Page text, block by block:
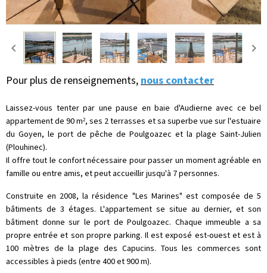
Pour plus de renseignements, nous contacter
Laissez-vous tenter par une pause en baie d'Audierne avec ce bel
appartement de 90 m², ses 2 terrasses et sa superbe vue sur l'estuaire
du Goyen, le port de pêche de Poulgoazec et la plage Saint-Julien
(Plouhinec).
Il offre tout le confort nécessaire pour passer un moment agréable en
famille ou entre amis, et peut accueillir jusqu'à 7 personnes.
Construite en 2008, la résidence "Les Marines" est composée de 5
bâtiments de 3 étages. L'appartement se situe au dernier, et son
bâtiment donne sur le port de Poulgoazec. Chaque immeuble a sa
propre entrée et son propre parking. Il est exposé est-ouest et est à
100 mètres de la plage des Capucins. Tous les commerces sont
accessibles à pieds (entre 400 et 900 m).